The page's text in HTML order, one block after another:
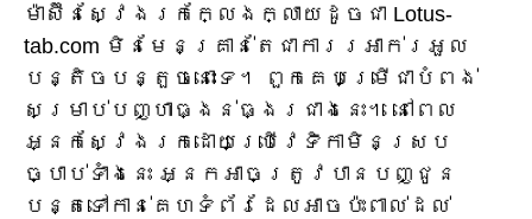
ម៉ាស៊ីនស្វែងរកក្លែងក្លាយដូចជា Lotus-
tab.com មិនមែនគ្រាន់តែជាការរអាក់រអួល
បន្តិចបន្តួចនោះទេ។ ពួកគេបម្រើជាបំពង់
សម្រាប់បញ្ហាធ្ងន់ធ្ងរជាងនេះ។ នៅពេល
អ្នកស្វែងរកដោយប្រើវេទិកាមិនស្រប
ច្បាប់ទាំងនេះ អ្នកអាចត្រូវបានបញ្ជូន
បន្តទៅកាន់គេហទំព័រដែលអាចប៉ះពាល់ដល់